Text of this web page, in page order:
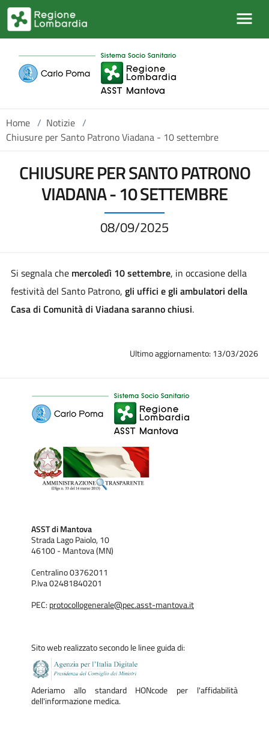
Salta al contenuto principale
Home / Notizie /
Chiusure per Santo Patrono Viadana - 10 settembre
CHIUSURE PER SANTO PATRONO
VIADANA - 10 SETTEMBRE
08/09/2025
Si segnala che mercoledì 10 settembre, in occasione della
festività del Santo Patrono, gli uffici e gli ambulatori della
Casa di Comunità di Viadana saranno chiusi.
Ultimo aggiornamento: 13/03/2026
ASST di Mantova
Strada Lago Paiolo, 10
46100 - Mantova (MN)
Centralino 03762011
P.Iva 02481840201
PEC: protocollogenerale@pec.asst-mantova.it
Sito web realizzato secondo le linee guida di:
Aderiamo allo standard HONcode per l'affidabilità
dell'informazione medica.